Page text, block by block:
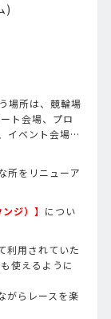
)
場所は、競輪場
ト会場、プロ
イベント会場…
所をリニューア
ジ）】 につい
利用されていた
使えるように
がらレースを楽